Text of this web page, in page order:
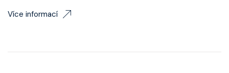
Více informací